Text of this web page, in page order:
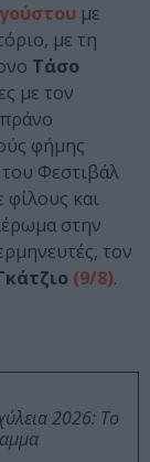
με
με τη
Τάσο
με τον
φήμης
του Φεστιβάλ
και
στην
τον
(9/8).
2026: Το